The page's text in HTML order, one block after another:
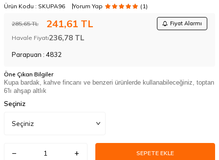
Ürün Kodu : SKUPA96 Yorum Yap (1)
285,65TL 241,61 TL Fiyat Alarmı
Havale Fiyatı236,78 TL
Parapuan : 4832
Öne Çıkan Bilgiler
Kupa bardak, kahve fincanı ve benzeri ürünlerde kullanabileceğiniz, toptan
6'lı ahşap altlık
Seçiniz
SEPETE EKLE